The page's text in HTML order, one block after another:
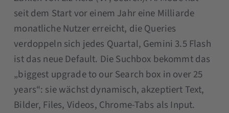
seit dem Start vor einem Jahr eine Milliarde
monatliche Nutzer erreicht, die Queries
verdoppeln sich jedes Quartal, Gemini 3.5 Flash
ist das neue Default. Die Suchbox bekommt das
„biggest upgrade to our Search box in over 25
years“: sie wächst dynamisch, akzeptiert Text,
Bilder, Files, Videos, Chrome-Tabs als Input.